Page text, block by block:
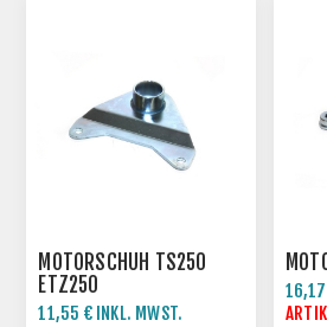
MOTORSCHUH TS250
ETZ250
11,55 € INKL. MWST.
16,17